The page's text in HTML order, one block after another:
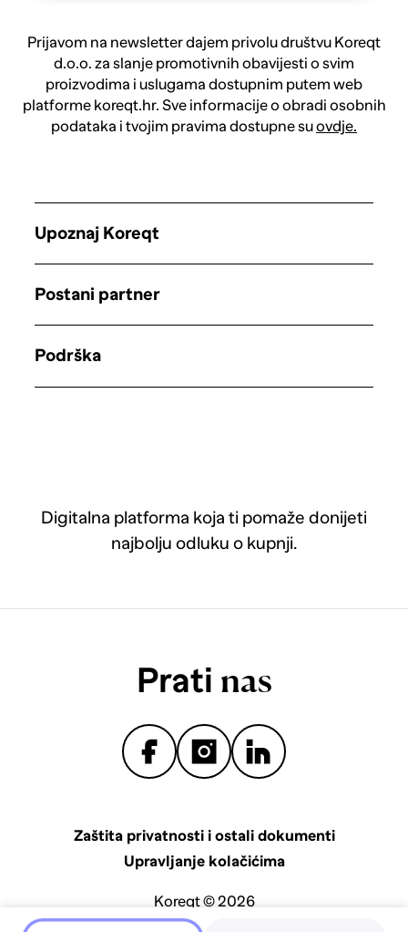
Prijavom na newsletter dajem privolu društvu Koreqt
d.o.o. za slanje promotivnih obavijesti o svim
proizvodima i uslugama dostupnim putem web
platforme koreqt.hr. Sve informacije o obradi osobnih
podataka i tvojim pravima dostupne suovdje.
Digitalna platforma koja ti pomaže donijeti
najbolju odluku o kupnji.
Upoznaj Koreqt
Postani partner
Podrška
Prati nas
Zaštita privatnosti i ostali dokumenti
Upravljanje kolačićima
Koreqt © 2026